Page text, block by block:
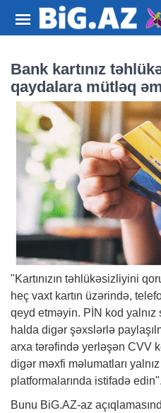
Bank kartınız
qaydalara mütləq
"Kartınızın təhlükəsizliyini
heç vaxt kartın üzərində,
qeyd etməyin. PİN kod
halda digər şəxslərlə
arxa tərəfində yerləşən CVV
digər məxfi məlumatları
platformalarında istifadə edin".
Bunu BiG.AZ-az